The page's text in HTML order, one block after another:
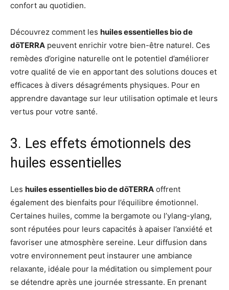
confort au quotidien.
Découvrez comment les huiles essentielles bio de
dōTERRA peuvent enrichir votre bien-être naturel. Ces
remèdes d’origine naturelle ont le potentiel d’améliorer
votre qualité de vie en apportant des solutions douces et
efficaces à divers désagréments physiques. Pour en
apprendre davantage sur leur utilisation optimale et leurs
vertus pour votre santé.
3. Les effets émotionnels des
huiles essentielles
Les huiles essentielles bio de dōTERRA offrent
également des bienfaits pour l’équilibre émotionnel.
Certaines huiles, comme la bergamote ou l’ylang-ylang,
sont réputées pour leurs capacités à apaiser l’anxiété et
favoriser une atmosphère sereine. Leur diffusion dans
votre environnement peut instaurer une ambiance
relaxante, idéale pour la méditation ou simplement pour
se détendre après une journée stressante. En prenant